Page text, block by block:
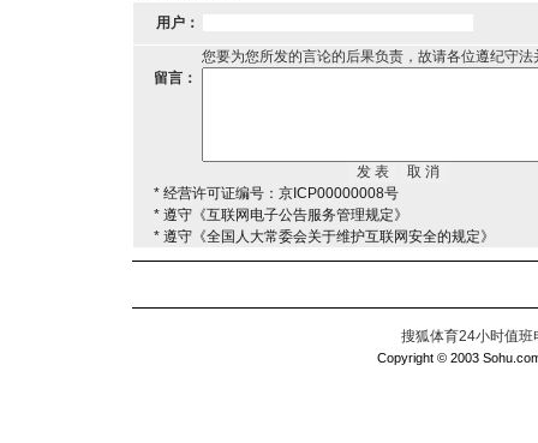
用户：
您要为您所发的言论的后果负责，故请各位遵纪守
留言：
* 经营许可证编号：京ICP00000008号
* 遵守《互联网电子公告服务管理规定》
* 遵守《全国人大常委会关于维护互联网安全的规定》
搜狐体育24小时值
Copyright © 2003